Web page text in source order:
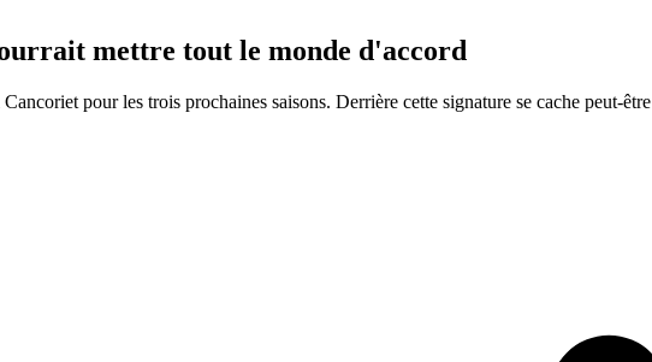
mettre tout le monde d'accord
pour les trois prochaines saisons. Derrière cette signature se cache peut-